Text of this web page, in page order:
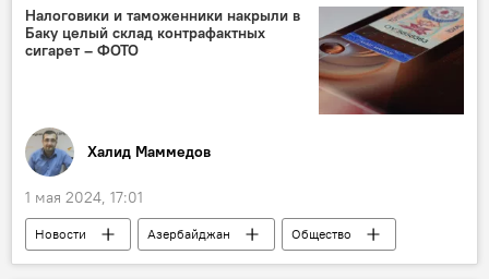
Агентство продовольственной безопасности АР
Налоговики и таможенники накрыли в
Баку целый склад контрафактных
сигарет – ФОТО
Халид Маммедов
1 мая 2024, 17:01
Новости Азербайджан
Общество
налог
Табачные изделия